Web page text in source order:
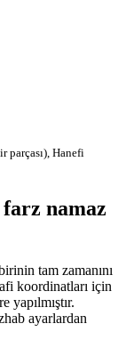
Hanefi
namaz
tam zamanını
koordinatları için
yapılmıştır.
ayarlardan